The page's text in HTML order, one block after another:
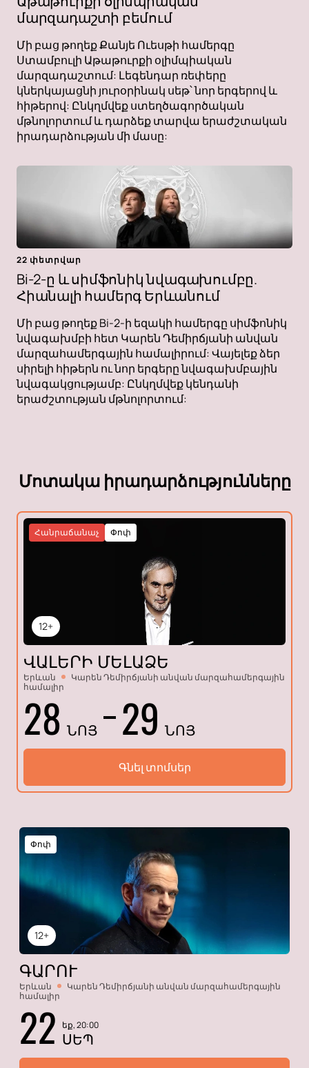
մարզադաշտի բեմում
Մի բաց թողեք Քանյե Ուեսթի համերգը
Ստամբուլի Աթաթուրքի օլիմպիական
մարզադաշտում: Լեգենդար ռեփերը
կներկայացնի յուրօրինակ սեթ՝ նոր երգերով և
հիթերով: Ընկղմվեք ստեղծագործական
մթնոլորտում և դարձեք տարվա երաժշտական ​​​​
իրադարձության մի մասը:
22 փետրվար
Bi-2-ը և սիմֆոնիկ նվագախումբը.
Հիանալի համերգ Երևանում
Մի բաց թողեք Bi-2-ի եզակի համերգը սիմֆոնիկ
նվագախմբի հետ Կարեն Դեմիրճյանի անվան
մարզահամերգային համալիրում: Վայելեք ձեր
սիրելի հիթերն ու նոր երգերը նվագախմբային
նվագակցությամբ: Ընկղմվեք կենդանի
երաժշտության մթնոլորտում:
Մոտակա իրադարձությունները
12+
Փոփ
Հանրաճանաչ
ՎԱԼԵՐԻ ՄԵԼԱՁԵ
Երևան
Կարեն Դեմիրճյանի անվան մարզահամերգային
համալիր
28 ՆՈՅ 29 ՆՈՅ
Գնել տոմսեր
12+
Փոփ
ԳԱՐՈՒ
Երևան
Կարեն Դեմիրճյանի անվան մարզահամերգային
համալիր
22 եք, 20:00
ՍԵՊ